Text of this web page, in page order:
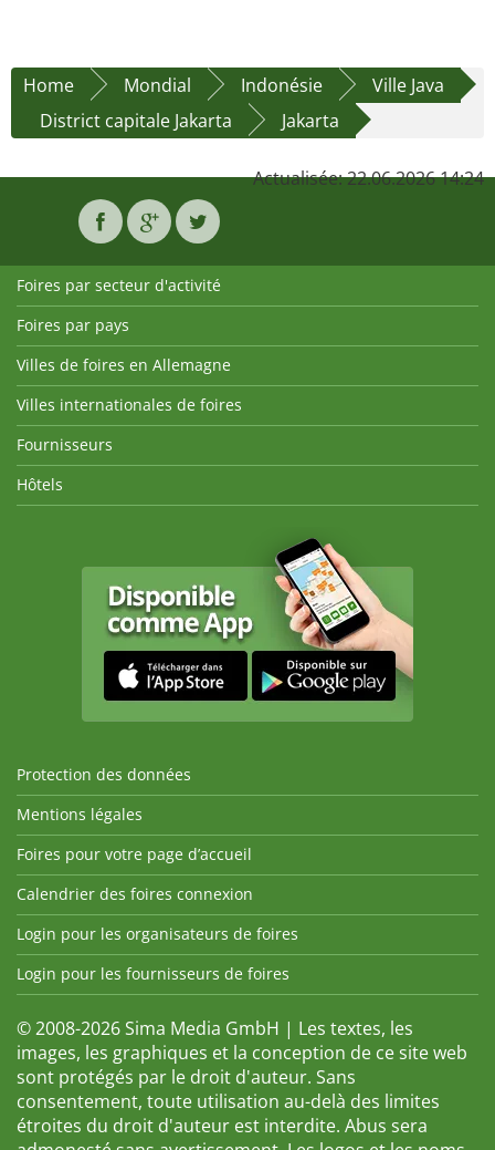
Home Mondial Indonésie
Ville Java
District capitale Jakarta
Jakarta
Actualisée: 22.06.2026 14:24
Foires par secteur d'activité
Foires par pays
Villes de foires en Allemagne
Villes internationales de foires
Fournisseurs
Hôtels
Protection des données
Mentions légales
Foires pour votre page d’accueil
Calendrier des foires connexion
Login pour les organisateurs de foires
Login pour les fournisseurs de foires
© 2008-2026 Sima Media GmbH | Les textes, les
images, les graphiques et la conception de ce site web
sont protégés par le droit d'auteur. Sans
consentement, toute utilisation au-delà des limites
étroites du droit d'auteur est interdite. Abus sera